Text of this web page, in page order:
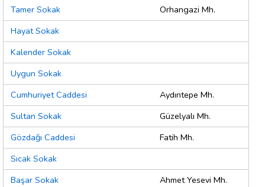
Tamer Sokak
Orhangazi Mh.
Hayat Sokak
Kalender Sokak
Uygun Sokak
Cumhuriyet Caddesi
Aydıntepe Mh.
Sultan Sokak
Güzelyalı Mh.
Gözdağı Caddesi
Fatih Mh.
Sıcak Sokak
Başar Sokak
Ahmet Yesevi Mh.